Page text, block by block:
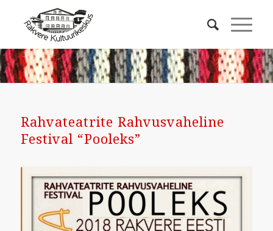
Rahvateatrite Rahvusvaheline
Festival “Pooleks”